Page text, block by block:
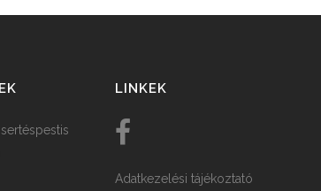
sertéspestis
LINKEK
Adatkezelési tájékoztató